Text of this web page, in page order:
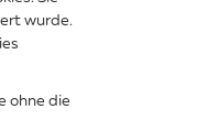
wurde.
ohne die